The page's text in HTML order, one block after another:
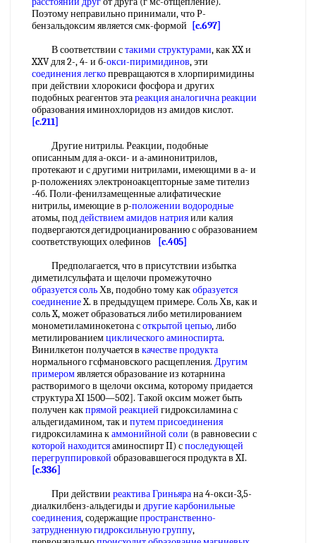
Поэтому неправильно принимали, что Р-
бензальдоксим является смк-формой
[c.697]
В соответствии стакими структурами, как XX и
XXV для 2-, 4- и б-окси-пиримидинов, эти
соединения легкопревращаются в хлорпиримидины
при действии хлорокиси фосфора и других
подобных реагентов этареакция аналогична реакции
образования иминохлоридов нз амидов кислот.
[c.211]
Другие нитрилы. Реакции, подобные
описанным для а-окси- и а-аминонитрилов,
протекают и с другими нитрилами, имеющими в а- и
р-положениях электроноакцепторные зaмe титeлиз
-4б. Поли-фенилзамещенные алифатические
нитрилы, имеющие в р-положении водородные
атомы, поддействием амидов натрияили калия
подвергаются дегидроцианированию с образованием
соответствующих олефинов
[c.405]
Предполагается, что в присутствии избытка
диметилсульфата и щелочи промежуточно
образуется сольХв, подобно тому какобразуется
соединениеX. в предыдущем примере. Соль Хв, как и
соль X, может образоваться либо метилированием
монометиламинокетона соткрытой цепью, либо
метилированиемциклического аминоспирта.
Винилкетон получается в качестве продукта
нормального гсфмановского расщепления. Другим
примеромявляется образование из котарнина
растворимого в щелочи оксима, которому придается
структура XI 1500—502]. Такой оксим может быть
получен какпрямой реакцией гидроксиламина с
альдегидамином, так и путем присоединения
гидроксиламина каммонийной соли (в равновесии с
которой находитсяаминоспирт II) споследующей
перегруппировкой образовавшегося продукта в XI.
[c.336]
При действии реактива Гриньярана 4-окси-3,5-
диалкилбенз-альдегиды и другие карбонильные
соединения, содержащиепространственно-
затрудненнуюгидроксильную группу,